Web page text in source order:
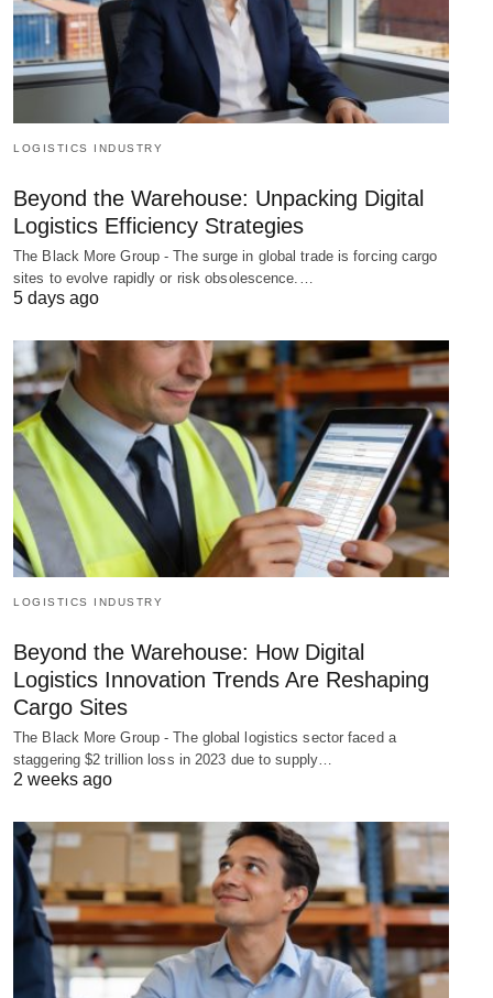
LOGISTICS INDUSTRY
Beyond the Warehouse: Unpacking Digital
Logistics Efficiency Strategies
The Black More Group - The surge in global trade is forcing cargo
sites to evolve rapidly or risk obsolescence.…
5 days ago
LOGISTICS INDUSTRY
Beyond the Warehouse: How Digital
Logistics Innovation Trends Are Reshaping
Cargo Sites
The Black More Group - The global logistics sector faced a
staggering $2 trillion loss in 2023 due to supply…
2 weeks ago